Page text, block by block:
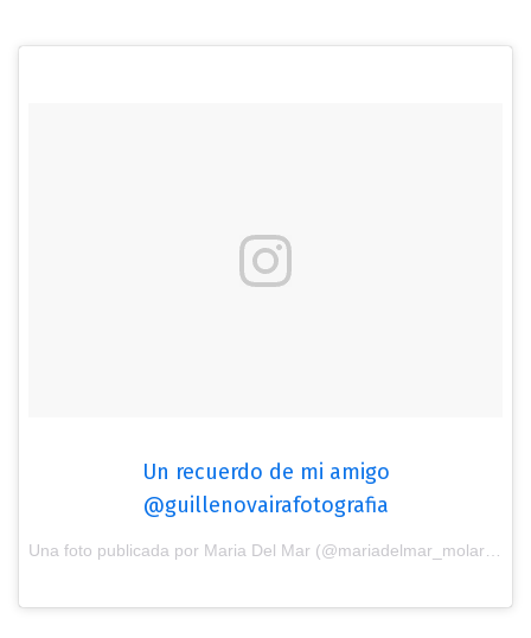
Un recuerdo de mi amigo
@guillenovairafotografia
Una foto publicada por Maria Del Mar (@mariadelmar_molar) el